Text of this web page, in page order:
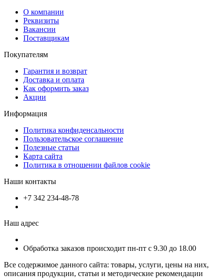
О компании
Реквизиты
Вакансии
Поставщикам
Покупателям
Гарантия и возврат
Доставка и оплата
Как оформить заказ
Акции
Информация
Политика конфиденсальности
Пользовательское соглашение
Полезные статьи
Карта сайта
Политика в отношении файлов cookie
Наши контакты
+7 342 234-48-78
Наш адрес
Обработка заказов происходит пн-пт с 9.30 до 18.00
Все содержимое данного сайта: товары, услуги, цены на них,
описания продукции, статьи и методические рекомендации